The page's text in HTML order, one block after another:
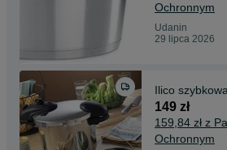
Ochronnym
Udanin
29 lipca 2026
Ilico
149 zł
159,84 zł z
Ochronnym